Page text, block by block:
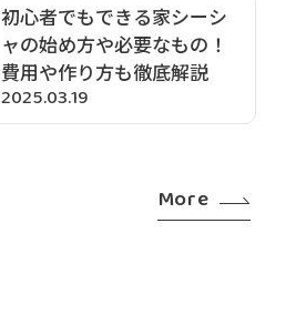
初心者でもできる家シーシ
ャの始め方や必要なもの！
費用や作り方も徹底解説
2025.03.19
More